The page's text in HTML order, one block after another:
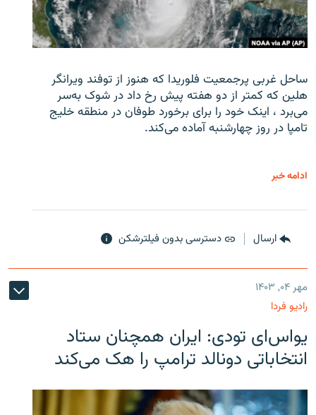
ساحل غربی پرجمعیت فلوریدا که هنوز از توفند ویرانگر
هلین که کمتر از دو هفته پیش رخ داد در شوک به‌سر
می‌برد ، اینک خود را برای برخورد طوفان در منطقه خلیج
تامپا در روز چهارشنبه آماده می‌کند.
ادامه خبر
ارسال دسترسی بدون فیلترشکن
مهر ۰۴, ۱۴۰۳
رادیو فردا
یو‌اس‌ای تودی: ایران همچنان ستاد
انتخاباتی دونالد ترامپ را هک می‌کند